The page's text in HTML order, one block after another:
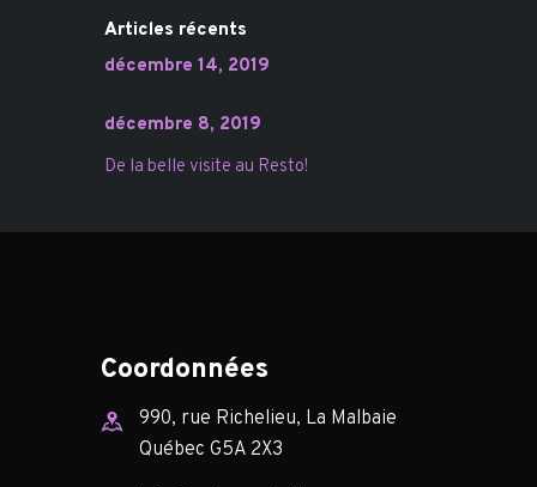
Articles récents
décembre 14, 2019
décembre 8, 2019
De la belle visite au Resto!
Coordonnées
990, rue Richelieu, La Malbaie
Québec G5A 2X3